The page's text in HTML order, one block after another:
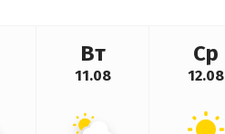
Вт
11.08
Ср
12.08